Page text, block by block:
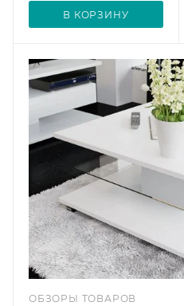
В КОРЗИНУ
ОБЗОРЫ ТОВАРОВ